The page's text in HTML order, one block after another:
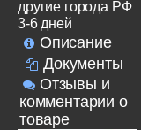
другие города РФ
3-6 дней
Описание
Документы
Отзывы и
комментарии о
товаре